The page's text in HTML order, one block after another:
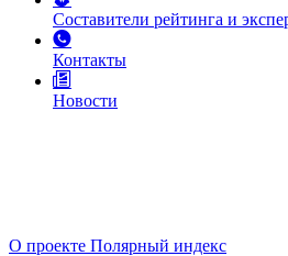
Составители рейтинга и
Контакты
Новости
О проекте Полярный индекс